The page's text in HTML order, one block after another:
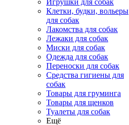
Игрушки для собак
Клетки, будки, вольеры
для собак
Лакомства для собак
Лежаки для собак
Миски для собак
Одежда для собак
Переноски для собак
Средства гигиены для
собак
Товары для груминга
Товары для щенков
Туалеты для собак
Ещё